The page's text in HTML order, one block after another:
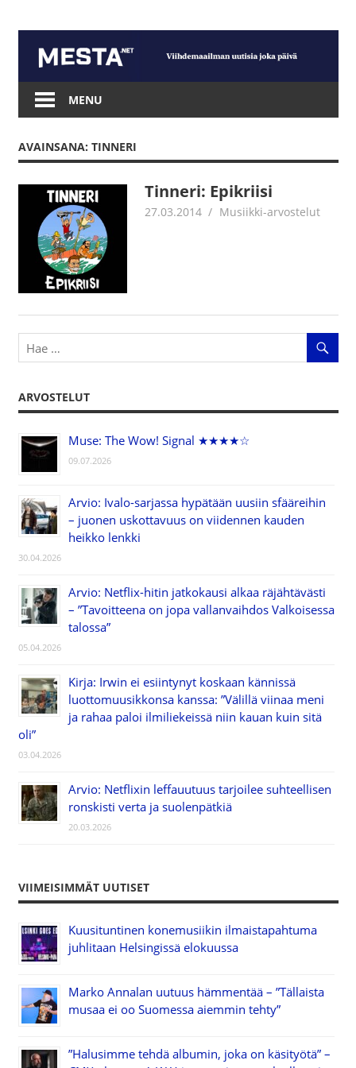
content
Mesta.net
MENU
AVAINSANA: TINNERI
Tinneri: Epikriisi
27.03.2014 Jouni Hirn
Musiikki-arvostelut
ARVOSTELUT
Muse: The Wow! Signal ★★★★☆
09.07.2026
Arvio: Ivalo-sarjassa hypätään uusiin sfääreihin
– juonen uskottavuus on viidennen kauden
heikko lenkki
30.04.2026
Arvio: Netflix-hitin jatkokausi alkaa räjähtävästi
– ”Tavoitteena on jopa vallanvaihdos Valkoisessa
talossa”
05.04.2026
Kirja: Irwin ei esiintynyt koskaan kännissä
luottomuusikkonsa kanssa: ”Välillä viinaa meni
ja rahaa paloi ilmiliekeissä niin kauan kuin sitä
oli”
03.04.2026
Arvio: Netflixin leffauutuus tarjoilee suhteellisen
ronskisti verta ja suolenpätkiä
20.03.2026
VIIMEISIMMÄT UUTISET
Kuusituntinen konemusiikin ilmaistapahtuma
juhlitaan Helsingissä elokuussa
Marko Annalan uutuus hämmentää – ”Tällaista
musaa ei oo Suomessa aiemmin tehty”
”Halusimme tehdä albumin, joka on käsityötä” –